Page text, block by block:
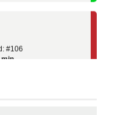
se oslobodi